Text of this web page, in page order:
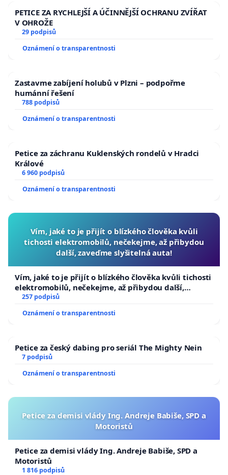
PETICE ZA RYCHLEJŠÍ A ÚČINNĚJŠÍ OCHRANU ZVÍŘAT
V OHROŽE
29 podpisů
Oznámení o transparentnosti
Zastavme zabíjení holubů v Plzni – podpořme
humánní řešení
788 podpisů
Oznámení o transparentnosti
Petice za záchranu Kuklenských rondelů v Hradci
Králové
6 960 podpisů
Oznámení o transparentnosti
Vím, jaké to je přijít o blízkého člověka kvůli
tichosti elektromobilů, nečekejme, až přibydou
další, zaveďme slyšitelná auta!
Vím, jaké to je přijít o blízkého člověka kvůli tichosti
elektromobilů, nečekejme, až přibydou další,
zaveďme slyšitelná auta!
257 podpisů
Oznámení o transparentnosti
Petice za český dabing pro seriál The Mighty Nein
7 podpisů
Oznámení o transparentnosti
Petice za demisi vlády Ing. Andreje Babiše, SPD a
Motoristů
Petice za demisi vlády Ing. Andreje Babiše, SPD a
Motoristů
1 816 podpisů